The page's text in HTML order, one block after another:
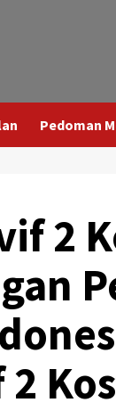
Pedoman
2